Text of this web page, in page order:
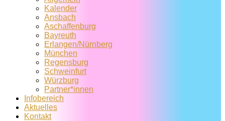
Kalender
Ansbach
Aschaffenburg
Bayreuth
Erlangen/Nürnberg
München
Regensburg
Schweinfurt
Würzburg
Partner*innen
Infobereich
Aktuelles
Kontakt